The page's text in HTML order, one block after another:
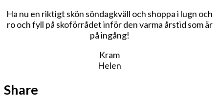
Ha nu en riktigt skön söndagkväll och shoppa i lugn och
ro och fyll på skoförrådet inför den varma årstid som är
på ingång!
Kram
Helen
Share